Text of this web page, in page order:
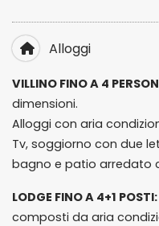
Alloggi
VILLINO FINO A 4
dimensioni.
Alloggi con aria
Tv, soggiorno con due
bagno e patio arredato
LODGE FINO A 4+1 POSTI:
composti da aria